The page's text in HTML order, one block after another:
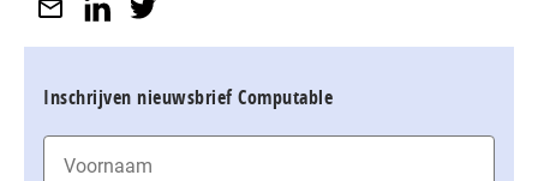
Inschrijven nieuwsbrief Computable